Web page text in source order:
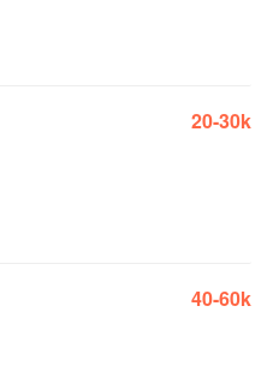
20-30k
40-60k